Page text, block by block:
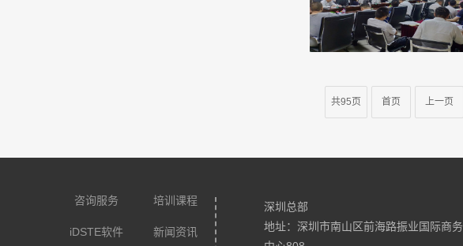
共95页 首页 上一页
咨询服务 培训课程
iDSTE软件 新闻资讯
深圳总部
地址：深圳市南山区前海路振业国际商务